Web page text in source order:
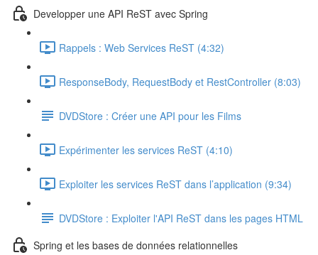
Developper une API ReST avec Spring
Rappels : Web Services ReST (4:32)
ResponseBody, RequestBody et RestController (8:03)
DVDStore : Créer une API pour les Films
Expérimenter les services ReST (4:10)
Exploiter les services ReST dans l’application (9:34)
DVDStore : Exploiter l'API ReST dans les pages HTML
Spring et les bases de données relationnelles